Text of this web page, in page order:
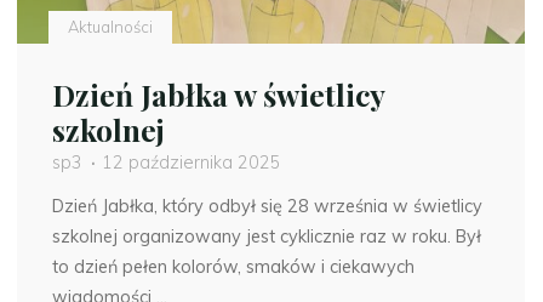
Zdrowie."
Aktualności
Dzień Jabłka w świetlicy
szkolnej
sp3
12 października 2025
Dzień Jabłka, który odbył się 28 września w świetlicy
szkolnej organizowany jest cyklicznie raz w roku. Był
to dzień pełen kolorów, smaków i ciekawych